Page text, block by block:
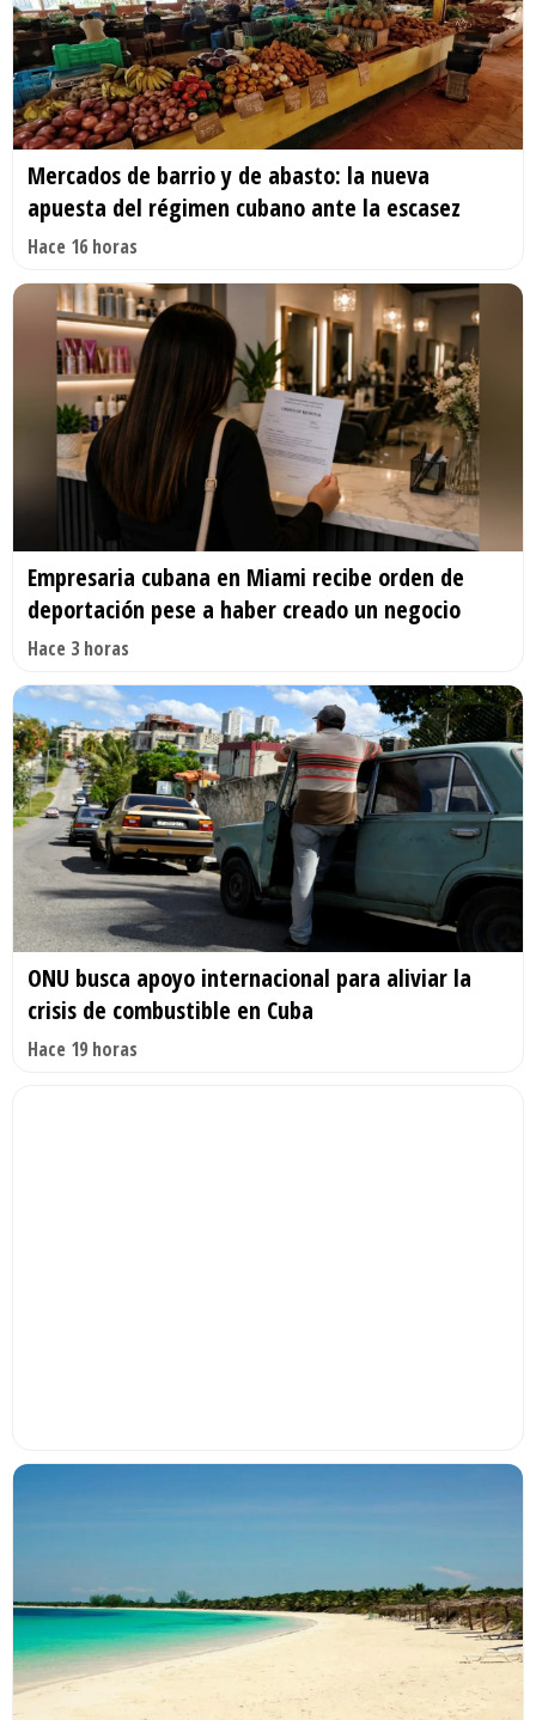
Mercados de barrio y de abasto: la nueva
apuesta del régimen cubano ante la escasez
Hace 16 horas
Empresaria cubana en Miami recibe orden de
deportación pese a haber creado un negocio
Hace 3 horas
ONU busca apoyo internacional para aliviar la
crisis de combustible en Cuba
Hace 19 horas